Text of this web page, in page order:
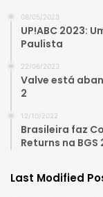
08/05/2023
UP!ABC 2023:
Paulista
22/06/2023
Valve está
2
12/10/2022
Brasileira faz
Returns na BGS
Last Modified